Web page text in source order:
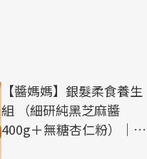
【醬媽媽】銀髮柔食養生
組 （細研純黑芝麻醬
400g＋無糖杏仁粉）｜